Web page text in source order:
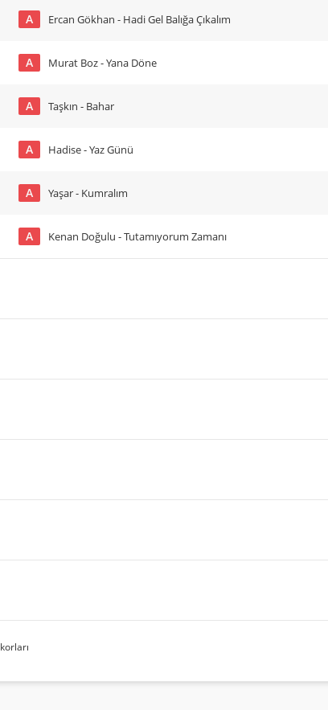
A Ercan Gökhan - Hadi Gel Balığa Çıkalım
A Murat Boz - Yana Döne
A Taşkın - Bahar
A Hadise - Yaz Günü
A Yaşar - Kumralım
A Kenan Doğulu - Tutamıyorum Zamanı